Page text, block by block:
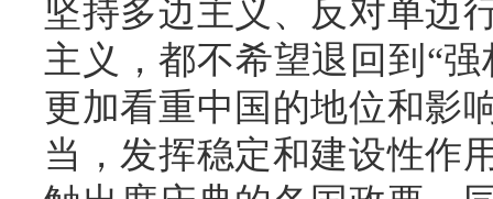
坚持多边主义、反对单边
主义，都不希望退回到“
更加看重中国的地位和影
当，发挥稳定和建设性作